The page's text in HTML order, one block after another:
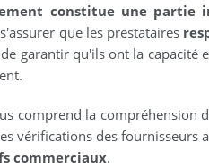
constitue une partie
que les prestataires
garantir qu'ils ont la
comprend la compréhension
vérifications des fournisseurs
commerciaux.